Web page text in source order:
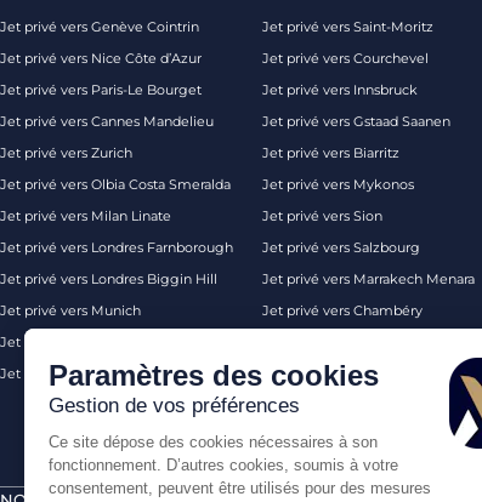
Jet privé vers Genève Cointrin
Jet privé vers Nice Côte d’Azur
Jet privé vers Paris-Le Bourget
Jet privé vers Cannes Mandelieu
Jet privé vers Zurich
Jet privé vers Olbia Costa Smeralda
Jet privé vers Milan Linate
Jet privé vers Londres Farnborough
Jet privé vers Londres Biggin Hill
Jet privé vers Munich
Jet privé vers Monaco
Jet privé vers Palma de Majorque
Jet privé vers Saint-Moritz
Jet privé vers Courchevel
Jet privé vers Innsbruck
Jet privé vers Gstaad Saanen
Jet privé vers Biarritz
Jet privé vers Mykonos
Jet privé vers Sion
Jet privé vers Salzbourg
Jet privé vers Marrakech Menara
Jet privé vers Chambéry
Jet privé vers Londres
Paramètres des cookies
Gestion de vos préférences
Ce site dépose des cookies nécessaires à son
fonctionnement. D’autres cookies, soumis à votre
consentement, peuvent être utilisés pour des mesures